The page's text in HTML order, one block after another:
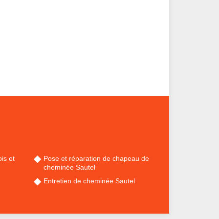
et
Pose et réparation de chapeau de
cheminée Sautel
Entretien de cheminée Sautel